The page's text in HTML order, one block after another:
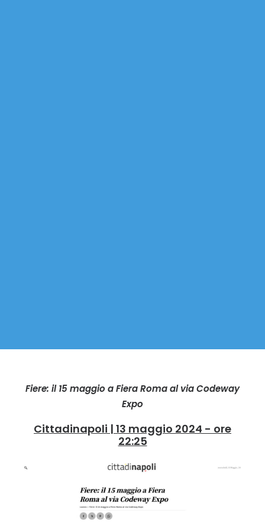
Fiere: il 15 maggio a Fiera Roma al via Codeway
Expo
Cittadinapoli | 13 maggio 2024 - ore
22:25